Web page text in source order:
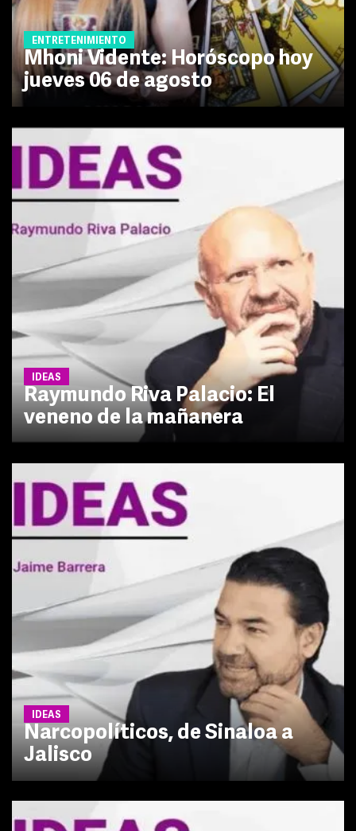
ENTRETENIMIENTO
Mhoni Vidente: Horóscopo hoy
jueves 06 de agosto
IDEAS
Raymundo Riva Palacio: El
veneno de la mañanera
IDEAS
Narcopolíticos, de Sinaloa a
Jalisco